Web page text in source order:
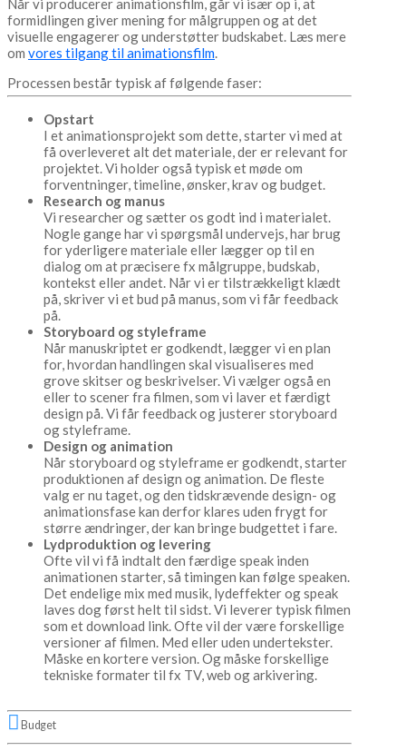
Når vi producerer animationsfilm, går vi især op i, at
formidlingen giver mening for målgruppen og at det
visuelle engagerer og understøtter budskabet. Læs mere
om vores tilgang til animationsfilm.
Processen består typisk af følgende faser:
Opstart
I et animationsprojekt som dette, starter vi med at
få overleveret alt det materiale, der er relevant for
projektet. Vi holder også typisk et møde om
forventninger, timeline, ønsker, krav og budget.
Research og manus
Vi researcher og sætter os godt ind i materialet.
Nogle gange har vi spørgsmål undervejs, har brug
for yderligere materiale eller lægger op til en
dialog om at præcisere fx målgruppe, budskab,
kontekst eller andet. Når vi er tilstrækkeligt klædt
på, skriver vi et bud på manus, som vi får feedback
på.
Storyboard og styleframe
Når manuskriptet er godkendt, lægger vi en plan
for, hvordan handlingen skal visualiseres med
grove skitser og beskrivelser. Vi vælger også en
eller to scener fra filmen, som vi laver et færdigt
design på. Vi får feedback og justerer storyboard
og styleframe.
Design og animation
Når storyboard og styleframe er godkendt, starter
produktionen af design og animation. De fleste
valg er nu taget, og den tidskrævende design- og
animationsfase kan derfor klares uden frygt for
større ændringer, der kan bringe budgettet i fare.
Lydproduktion og levering
Ofte vil vi få indtalt den færdige speak inden
animationen starter, så timingen kan følge speaken.
Det endelige mix med musik, lydeffekter og speak
laves dog først helt til sidst. Vi leverer typisk filmen
som et download link. Ofte vil der være forskellige
versioner af filmen. Med eller uden undertekster.
Måske en kortere version. Og måske forskellige
tekniske formater til fx TV, web og arkivering.
Budget